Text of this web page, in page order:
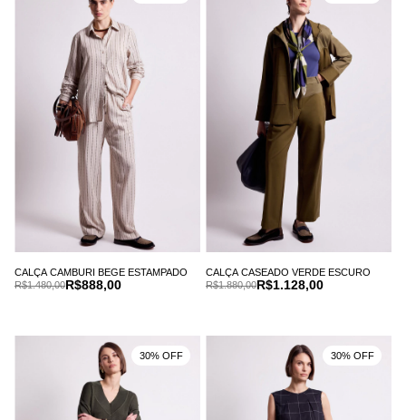
CALÇA CAMBURI BEGE ESTAMPADO
R$888,00
R$1.480,00
CALÇA CASEADO VERDE ESCURO
R$1.128,00
R$1.880,00
30% OFF 30% OFF